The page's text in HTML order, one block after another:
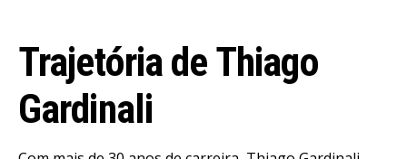
Trajetória de Thiago
Gardinali